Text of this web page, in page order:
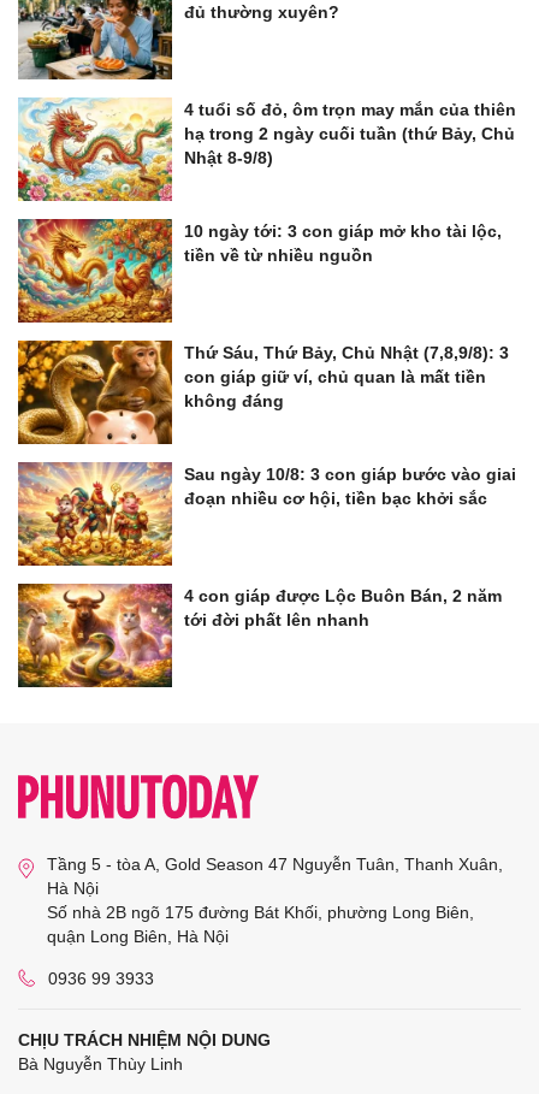
đủ thường xuyên?
4 tuổi số đỏ, ôm trọn may mắn của thiên
hạ trong 2 ngày cuối tuần (thứ Bảy, Chủ
Nhật 8-9/8)
10 ngày tới: 3 con giáp mở kho tài lộc,
tiền về từ nhiều nguồn
Thứ Sáu, Thứ Bảy, Chủ Nhật (7,8,9/8): 3
con giáp giữ ví, chủ quan là mất tiền
không đáng
Sau ngày 10/8: 3 con giáp bước vào giai
đoạn nhiều cơ hội, tiền bạc khởi sắc
4 con giáp được Lộc Buôn Bán, 2 năm
tới đời phất lên nhanh
Tầng 5 - tòa A, Gold Season 47 Nguyễn Tuân, Thanh Xuân,
Hà Nội
Số nhà 2B ngõ 175 đường Bát Khối, phường Long Biên,
quận Long Biên, Hà Nội
0936 99 3933
CHỊU TRÁCH NHIỆM NỘI DUNG
Bà Nguyễn Thùy Linh